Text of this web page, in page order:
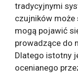
tradycyjnymi
czujników może
mogą pojawić
prowadzące do
Dlatego istotny
ocenianego